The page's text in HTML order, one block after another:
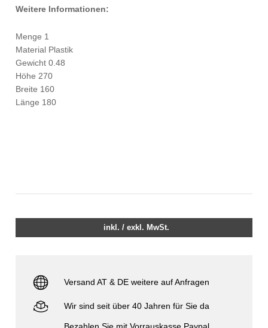
Weitere Informationen:
Menge 1
Material Plastik
Gewicht 0.48
Höhe 270
Breite 160
Länge 180
inkl. / exkl. MwSt.
Versand AT & DE weitere auf Anfragen
Wir sind seit über 40 Jahren für Sie da